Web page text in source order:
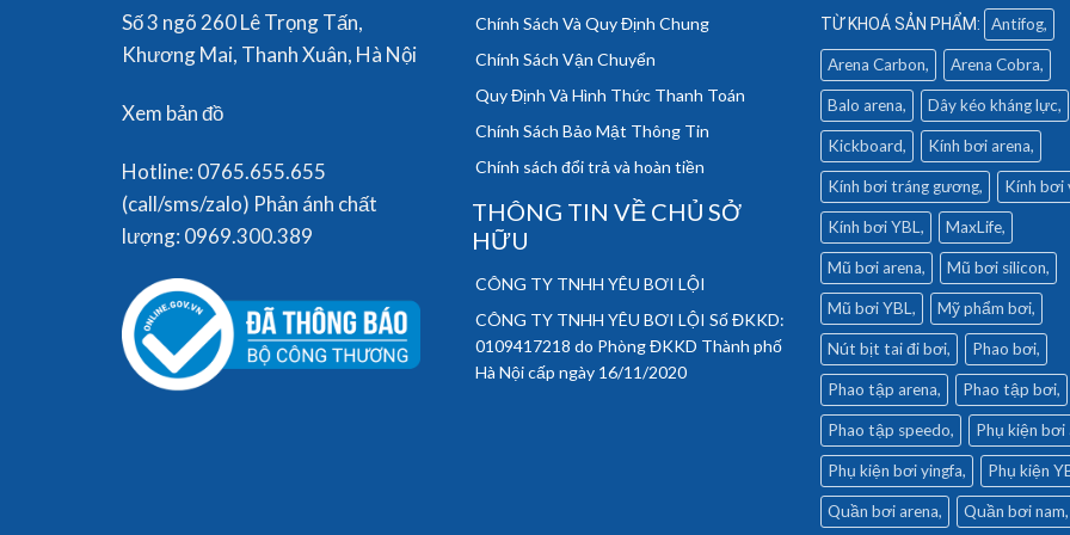
Số 3 ngõ 260 Lê Trọng Tấn,
Khương Mai, Thanh Xuân, Hà Nội
Xem bản đồ
Hotline: 0765.655.655
(call/sms/zalo) Phản ánh chất
lượng: 0969.300.389
Chính Sách Và Quy Định Chung
Chính Sách Vận Chuyển
Quy Định Và Hình Thức Thanh Toán
Chính Sách Bảo Mật Thông Tin
Chính sách đổi trả và hoàn tiền
THÔNG TIN VỀ CHỦ SỞ
HỮU
CÔNG TY TNHH YÊU BƠI LỘI
CÔNG TY TNHH YÊU BƠI LỘI Số ĐKKD:
0109417218 do Phòng ĐKKD Thành phố
Hà Nội cấp ngày 16/11/2020
Antifog
Arena Carbon Arena Cobra
Balo arena Dây kéo kháng lực
Kickboard Kính bơi arena
Kính bơi tráng gương Kính bơi
Kính bơi YBL MaxLife
Mũ bơi arena Mũ bơi silicon
Mũ bơi YBL Mỹ phẩm bơi
Nút bịt tai đi bơi Phao bơi
Phao tập arena Phao tập bơi
Phao tập speedo Phụ kiện bơi
Phụ kiện bơi yingfa Phụ kiện
Quần bơi arena Quần bơi nam